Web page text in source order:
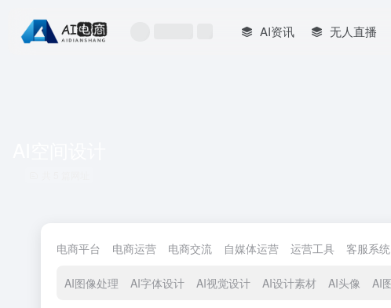
AI资讯 无人直播
电商平台 电商运营 电商交流 自媒体运营 运营工具 客服系统
AI图像处理 AI字体设计 AI视觉设计 AI设计素材 AI头像 AI